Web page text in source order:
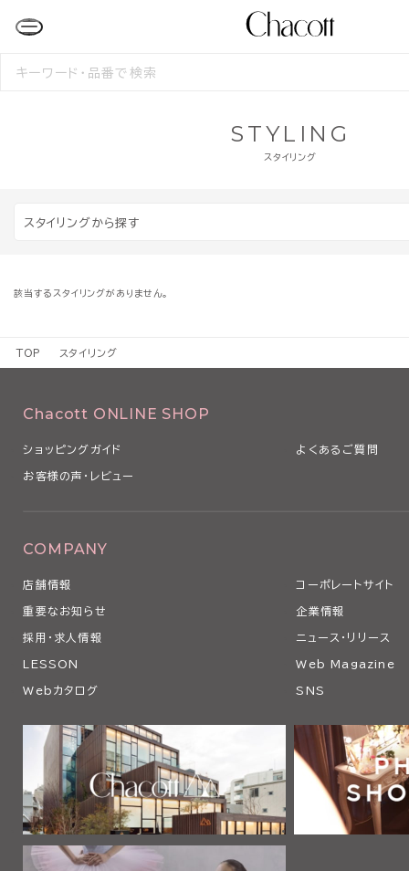
検
STYLING
スタイリング
スタイリングから探す
該当するスタイリングがありません。
TOP スタイリング
Chacott ONLINE SHOP
ショッピングガイド よくあるご質問
お客様の声・レビュー
COMPANY
店舗情報 コーポレートサイト
重要なお知らせ 企業情報
採用・求人情報 ニュース・リリース
LESSON Web Magazine
Webカタログ SNS